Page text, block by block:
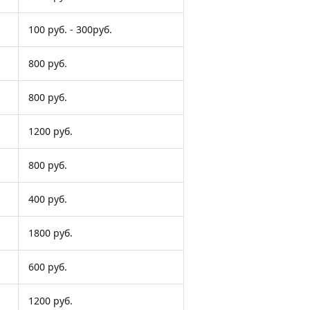
100 руб. - 300руб.
800 руб.
800 руб.
1200 руб.
800 руб.
400 руб.
1800 руб.
600 руб.
1200 руб.